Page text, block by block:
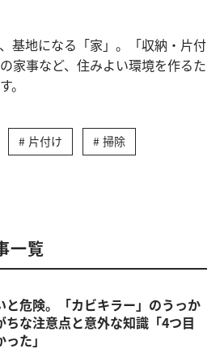
基地になる「家」。「収納・片付
家事など、住みよい環境を作るた
。
片付け 掃除
一覧
と危険。「カビキラー」のうっか
ちな注意点と意外な知識「4つ目
た」